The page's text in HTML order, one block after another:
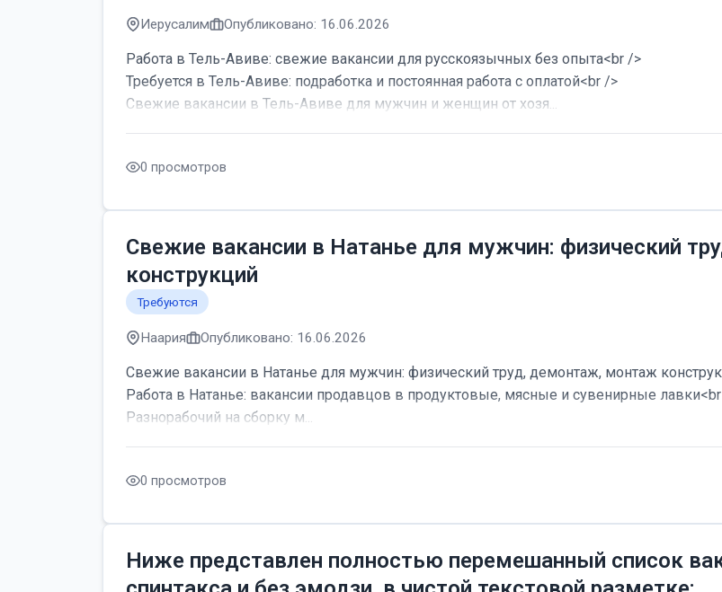
Иерусалим Опубликовано: 16.06.2026
Работа в Тель-Авиве: свежие вакансии для русскоязычных без опыта<br />
Требуется в Тель-Авиве: подработка и постоянная работа с оплатой<br />
Свежие вакансии в Тель-Авиве для мужчин и женщин от хозя...
0 просмотров
Свежие вакансии в Натанье для мужчин: физический
конструкций
Требуются
Наария Опубликовано: 16.06.2026
Свежие вакансии в Натанье для мужчин: физический труд, демонтаж, монтаж
Работа в Натанье: вакансии продавцов в продуктовые, мясные и сувенирные
Разнорабочий на сборку м...
0 просмотров
Ниже представлен полностью перемешанный список